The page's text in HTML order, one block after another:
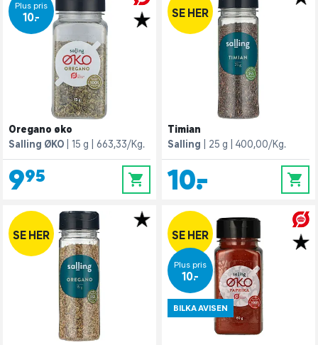
Plus pris
10,-
Oregano øko
Salling ØKO
15 g 663,33/Kg.
9,95 0
SE HER
Timian
Salling
25 g 400,00/Kg.
10,- 0
SE HER SE HER
Plus pris
10,-
BILKA AVISEN